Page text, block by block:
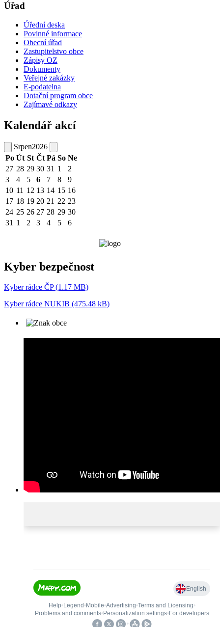
Úřad
Úřední deska
Povinné informace
Obecní úřad
Zastupitelstvo obce
Zápisy OZ
Dokumenty
Veřejné zakázky
E-podatelna
Dotační program obce
Zajímavé odkazy
Kalendář akcí
Srpen2026
Po Út St Čt Pá So Ne
27 28 29 30 31 1
2
3
4 5 6 7 8
9
10 11 12 13 14 15 16
17 18 19 20 21 22 23
24 25 26 27 28 29 30
31 1 2 3 4 5 6
Kyber bezpečnost
Kyber rádce ČP (1.17 MB)
Kyber rádce NUKIB (475.48 kB)